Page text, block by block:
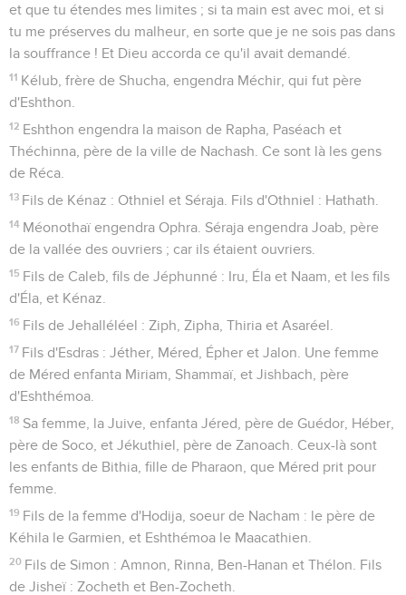
et que tu étendes mes limites ; si ta main est avec moi, et si
tu me préserves du malheur, en sorte que je ne sois pas dans
la souffrance ! Et Dieu accorda ce qu'il avait demandé.
11 Kélub, frère de Shucha, engendra Méchir, qui fut père
d'Eshthon.
12 Eshthon engendra la maison de Rapha, Paséach et
Théchinna, père de la ville de Nachash. Ce sont là les gens
de Réca.
13 Fils de Kénaz : Othniel et Séraja. Fils d'Othniel : Hathath.
14 Méonothaï engendra Ophra. Séraja engendra Joab, père
de la vallée des ouvriers ; car ils étaient ouvriers.
15 Fils de Caleb, fils de Jéphunné : Iru, Éla et Naam, et les fils
d'Éla, et Kénaz.
16 Fils de Jehalléléel : Ziph, Zipha, Thiria et Asaréel.
17 Fils d'Esdras : Jéther, Méred, Épher et Jalon. Une femme
de Méred enfanta Miriam, Shammaï, et Jishbach, père
d'Eshthémoa.
18 Sa femme, la Juive, enfanta Jéred, père de Guédor, Héber,
père de Soco, et Jékuthiel, père de Zanoach. Ceux-là sont
les enfants de Bithia, fille de Pharaon, que Méred prit pour
femme.
19 Fils de la femme d'Hodija, soeur de Nacham : le père de
Kéhila le Garmien, et Eshthémoa le Maacathien.
20 Fils de Simon : Amnon, Rinna, Ben-Hanan et Thélon. Fils
de Jisheï : Zocheth et Ben-Zocheth.